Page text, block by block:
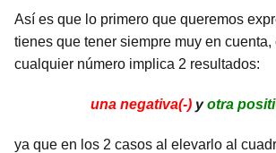
Así es que lo primero que queremos
tienes que tener siempre muy en
cualquier número implica 2 resultados:
una negativa(-)yotra
ya que en los 2 casos al elevarlo al